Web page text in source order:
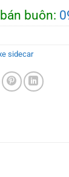
buôn:
sidecar